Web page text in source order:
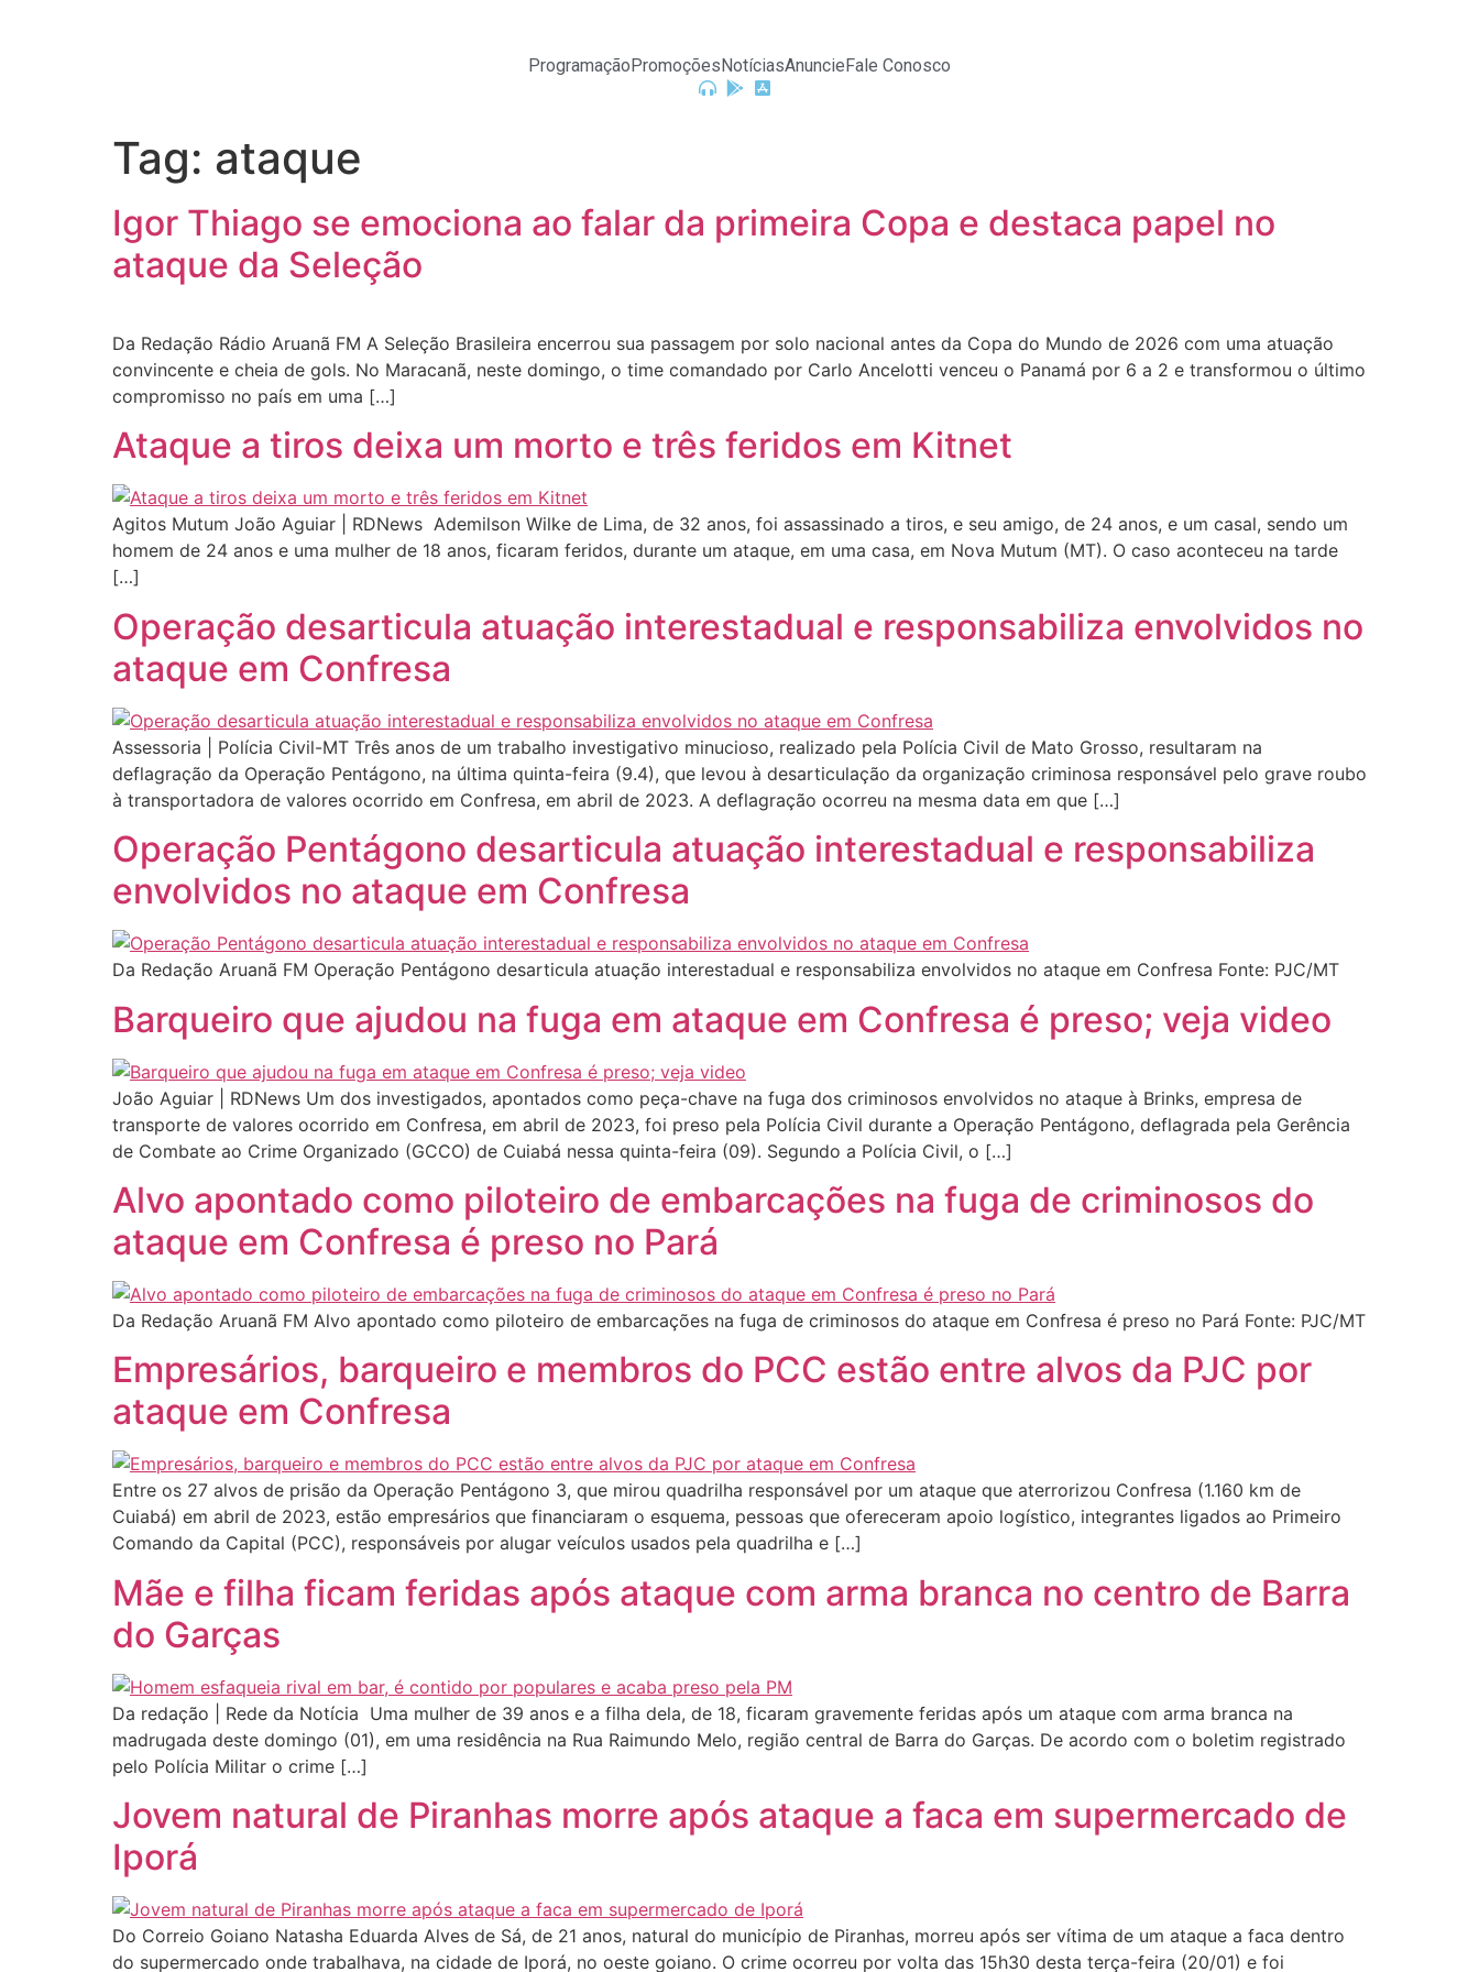
ProgramaçãoPromoçõesNotíciasAnuncieFale Conosco
Tag: ataque
Igor Thiago se emociona ao falar da primeira Copa e destaca papel no
ataque da Seleção
Da Redação Rádio Aruanã FM A Seleção Brasileira encerrou sua passagem por solo nacional antes da Copa do Mundo de 2026 com uma atuação
convincente e cheia de gols. No Maracanã, neste domingo, o time comandado por Carlo Ancelotti venceu o Panamá por 6 a 2 e transformou o último
compromisso no país em uma […]
Ataque a tiros deixa um morto e três feridos em Kitnet
Agitos Mutum João Aguiar | RDNews Ademilson Wilke de Lima, de 32 anos, foi assassinado a tiros, e seu amigo, de 24 anos, e um casal, sendo um
homem de 24 anos e uma mulher de 18 anos, ficaram feridos, durante um ataque, em uma casa, em Nova Mutum (MT). O caso aconteceu na tarde
[…]
Operação desarticula atuação interestadual e responsabiliza envolvidos no
ataque em Confresa
Assessoria | Polícia Civil-MT Três anos de um trabalho investigativo minucioso, realizado pela Polícia Civil de Mato Grosso, resultaram na
deflagração da Operação Pentágono, na última quinta-feira (9.4), que levou à desarticulação da organização criminosa responsável pelo grave roubo
à transportadora de valores ocorrido em Confresa, em abril de 2023. A deflagração ocorreu na mesma data em que […]
Operação Pentágono desarticula atuação interestadual e responsabiliza
envolvidos no ataque em Confresa
Da Redação Aruanã FM Operação Pentágono desarticula atuação interestadual e responsabiliza envolvidos no ataque em Confresa Fonte: PJC/MT
Barqueiro que ajudou na fuga em ataque em Confresa é preso; veja video
João Aguiar | RDNews Um dos investigados, apontados como peça-chave na fuga dos criminosos envolvidos no ataque à Brinks, empresa de
transporte de valores ocorrido em Confresa, em abril de 2023, foi preso pela Polícia Civil durante a Operação Pentágono, deflagrada pela Gerência
de Combate ao Crime Organizado (GCCO) de Cuiabá nessa quinta-feira (09). Segundo a Polícia Civil, o […]
Alvo apontado como piloteiro de embarcações na fuga de criminosos do
ataque em Confresa é preso no Pará
Da Redação Aruanã FM Alvo apontado como piloteiro de embarcações na fuga de criminosos do ataque em Confresa é preso no Pará Fonte: PJC/MT
Empresários, barqueiro e membros do PCC estão entre alvos da PJC por
ataque em Confresa
Entre os 27 alvos de prisão da Operação Pentágono 3, que mirou quadrilha responsável por um ataque que aterrorizou Confresa (1.160 km de
Cuiabá) em abril de 2023, estão empresários que financiaram o esquema, pessoas que ofereceram apoio logístico, integrantes ligados ao Primeiro
Comando da Capital (PCC), responsáveis por alugar veículos usados pela quadrilha e […]
Mãe e filha ficam feridas após ataque com arma branca no centro de Barra
do Garças
Da redação | Rede da Notícia Uma mulher de 39 anos e a filha dela, de 18, ficaram gravemente feridas após um ataque com arma branca na
madrugada deste domingo (01), em uma residência na Rua Raimundo Melo, região central de Barra do Garças. De acordo com o boletim registrado
pelo Polícia Militar o crime […]
Jovem natural de Piranhas morre após ataque a faca em supermercado de
Iporá
Do Correio Goiano Natasha Eduarda Alves de Sá, de 21 anos, natural do município de Piranhas, morreu após ser vítima de um ataque a faca dentro
do supermercado onde trabalhava, na cidade de Iporá, no oeste goiano. O crime ocorreu por volta das 15h30 desta terça-feira (20/01) e foi